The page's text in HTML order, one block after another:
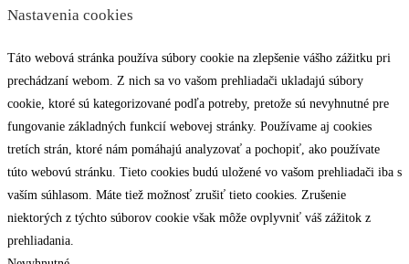
Nastavenia cookies
Táto webová stránka používa súbory cookie na zlepšenie vášho zážitku pri
prechádzaní webom. Z nich sa vo vašom prehliadači ukladajú súbory
cookie, ktoré sú kategorizované podľa potreby, pretože sú nevyhnutné pre
fungovanie základných funkcií webovej stránky. Používame aj cookies
tretích strán, ktoré nám pomáhajú analyzovať a pochopiť, ako používate
túto webovú stránku. Tieto cookies budú uložené vo vašom prehliadači iba s
vaším súhlasom. Máte tiež možnosť zrušiť tieto cookies. Zrušenie
niektorých z týchto súborov cookie však môže ovplyvniť váš zážitok z
prehliadania.